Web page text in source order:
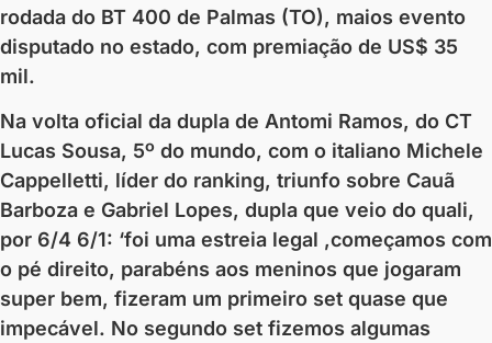
rodada do BT 400 de Palmas (TO), maios evento
disputado no estado, com premiação de US$ 35
mil.
Na volta oficial da dupla de Antomi Ramos, do CT
Lucas Sousa, 5º do mundo, com o italiano Michele
Cappelletti, líder do ranking, triunfo sobre Cauã
Barboza e Gabriel Lopes, dupla que veio do quali,
por 6/4 6/1: ‘foi uma estreia legal ,começamos com
o pé direito, parabéns aos meninos que jogaram
super bem, fizeram um primeiro set quase que
impecável. No segundo set fizemos algumas